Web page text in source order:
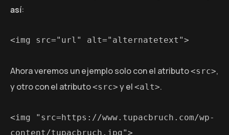
así:
Ahora veremos un ejemplo solo con el atributo<src>,
y otro con el atributo<src> y el <alt>.
<img "src=https://www.tupacbruch.com/wp-
content/tupacbruch.jpg">